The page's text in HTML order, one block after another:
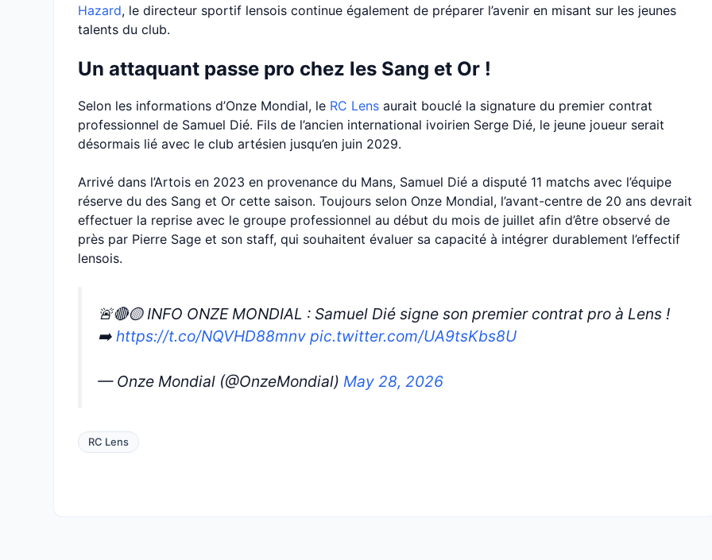
Hazard, le directeur sportif lensois continue également de préparer l’avenir en misant sur les jeunes
talents du club.
Un attaquant passe pro chez les Sang et Or !
Selon les informations d’Onze Mondial, le RC Lens aurait bouclé la signature du premier contrat
professionnel de Samuel Dié. Fils de l’ancien international ivoirien Serge Dié, le jeune joueur serait
désormais lié avec le club artésien jusqu’en juin 2029.
Arrivé dans l’Artois en 2023 en provenance du Mans, Samuel Dié a disputé 11 matchs avec l’équipe
réserve du des Sang et Or cette saison. Toujours selon Onze Mondial, l’avant-centre de 20 ans devrait
effectuer la reprise avec le groupe professionnel au début du mois de juillet afin d’être observé de
près par Pierre Sage et son staff, qui souhaitent évaluer sa capacité à intégrer durablement l’effectif
lensois.
🚨🔴🟡 INFO ONZE MONDIAL : Samuel Dié signe son premier contrat pro à Lens !
➡️ https://t.co/NQVHD88mnv pic.twitter.com/UA9tsKbs8U
— Onze Mondial (@OnzeMondial) May 28, 2026
RC Lens